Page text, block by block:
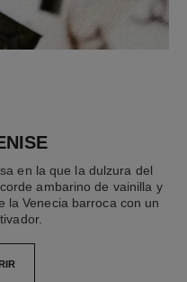
en la que la dulzura del
ambarino de vainilla y
la Venecia barroca con un